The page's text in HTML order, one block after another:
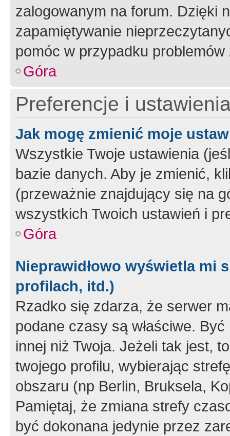
zalogowanym na forum. Dzięki
zapamiętywanie
pomóc w przypadku
Góra
Preferencje i
Jak mogę zmienić moje
Wszystkie Twoje ustawienia
bazie danych. Aby je zmienić,
(przeważnie znajdujący się na
wszystkich Twoich ustawień i
Góra
Nieprawidłowo wyświetla mi
profilach, itd.)
Rzadko się zdarza, że serwer
podane czasy są właściwe.
innej niż Twoja. Jeżeli tak jest,
twojego profilu, wybierając
obszaru (np Berlin, Bruksela,
Pamiętaj, że zmiana strefy
być dokonana jedynie przez